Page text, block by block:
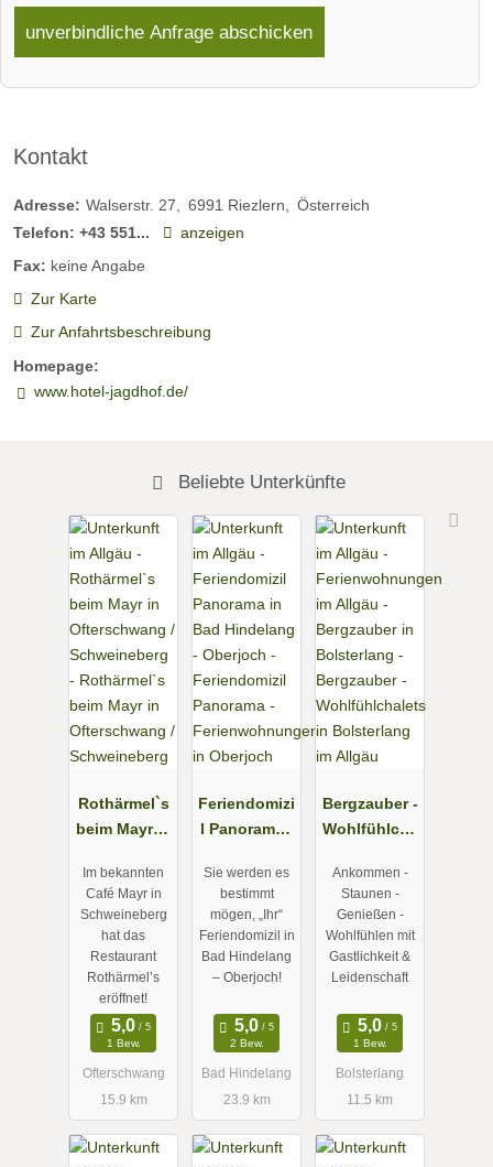
unverbindliche Anfrage abschicken
Kontakt
Adresse: Walserstr. 27 6991 Riezlern
Österreich
Telefon: +43 551...
anzeigen
Fax: keine Angabe
Zur Karte
Zur Anfahrtsbeschreibung
Homepage:
www.hotel-jagdhof.de/
Beliebte Unterkünfte
Rothärmel`s
beim Mayr in
g /
Schweineber
g
Im bekannten
Café Mayr in
Schweineberg
hat das
Restaurant
Rothärmel’s
eröffnet!
1 Bew.
Ofterschwang
15.9 km
Feriendomizi
l Panorama -
ungen in
Sie werden es
bestimmt
mögen, „Ihr“
Feriendomizil in
Bad Hindelang
– Oberjoch!
2 Bew.
Bad Hindelang
23.9 km
Bergzauber -
Wohlfühlcha
Bolsterlang
Ankommen -
Staunen -
Genießen -
Wohlfühlen mit
Gastlichkeit &
Leidenschaft
1 Bew.
Bolsterlang
11.5 km